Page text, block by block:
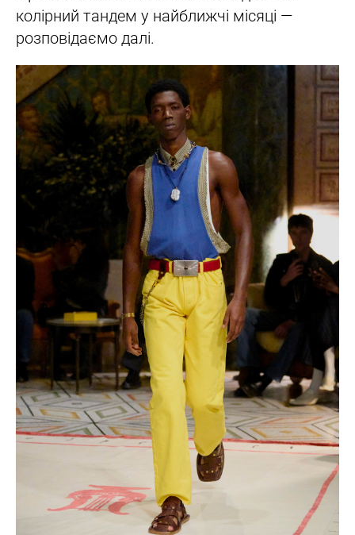
колірний тандем у найближчі місяці —
розповідаємо далі.